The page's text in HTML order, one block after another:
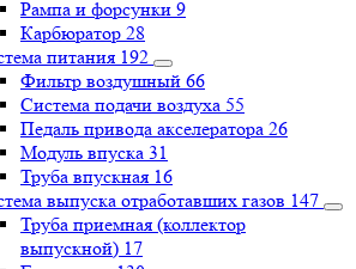
Рампа и форсунки 9
Карбюратор 28
питания 192
Фильтр воздушный 66
Система подачи воздуха 55
Педаль привода акселератора 26
Модуль впуска 31
Труба впускная 16
выпуска отработавших газов 147
Труба приемная (коллектор
выпускной) 17